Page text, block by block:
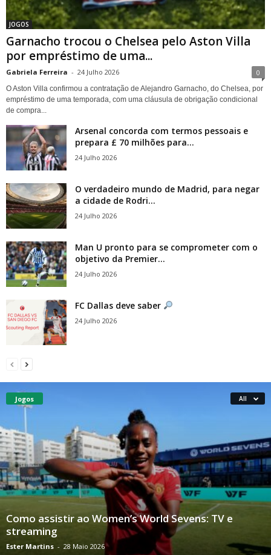
JOGOS
Garnacho trocou o Chelsea pelo Aston Villa
por empréstimo de uma...
Gabriela Ferreira - 24 Julho 2026 0
O Aston Villa confirmou a contratação de Alejandro Garnacho, do Chelsea, por
empréstimo de uma temporada, com uma cláusula de obrigação condicional
de compra...
Arsenal concorda com termos pessoais e
prepara £ 70 milhões para...
24 Julho 2026
O verdadeiro mundo de Madrid, para negar
a cidade de Rodri...
24 Julho 2026
Man U pronto para se comprometer com o
objetivo da Premier...
24 Julho 2026
FC Dallas deve saber
24 Julho 2026
Jogos All
Como assistir ao Women’s World Sevens: TV e
streaming
Ester Martins - 28 Maio 2026